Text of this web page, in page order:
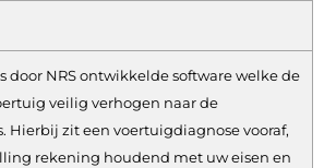
door NRS ontwikkelde software welke de
veilig verhogen naar de
Hierbij zit een voertuigdiagnose vooraf,
rekening houdend met uw eisen en